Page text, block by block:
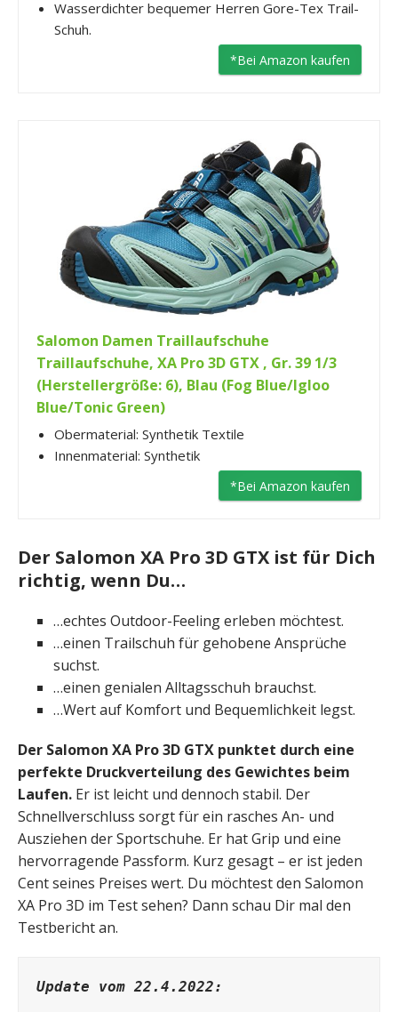
Wasserdichter bequemer Herren Gore-Tex Trail-
Schuh.
*Bei Amazon kaufen
Salomon Damen Traillaufschuhe
Traillaufschuhe, XA Pro 3D GTX , Gr. 39 1/3
(Herstellergröße: 6), Blau (Fog Blue/Igloo
Blue/Tonic Green)
Obermaterial: Synthetik Textile
Innenmaterial: Synthetik
*Bei Amazon kaufen
Der Salomon XA Pro 3D GTX ist für Dich
richtig, wenn Du…
…echtes Outdoor-Feeling erleben möchtest.
…einen Trailschuh für gehobene Ansprüche
suchst.
…einen genialen Alltagsschuh brauchst.
…Wert auf Komfort und Bequemlichkeit legst.
Der Salomon XA Pro 3D GTX punktet durch eine
perfekte Druckverteilung des Gewichtes beim
Laufen. Er ist leicht und dennoch stabil. Der
Schnellverschluss sorgt für ein rasches An- und
Ausziehen der Sportschuhe. Er hat Grip und eine
hervorragende Passform. Kurz gesagt – er ist jeden
Cent seines Preises wert. Du möchtest den Salomon
XA Pro 3D im Test sehen? Dann schau Dir mal den
Testbericht an.
Update vom 22.4.2022: